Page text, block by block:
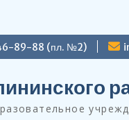
89-88 (пл. №2)